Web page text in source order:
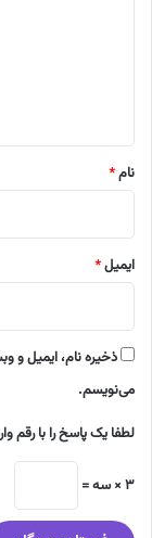
نام*
ایمیل*
ذخیره نام، ایمیل و
می‌نویسم.
لطفا یک پاسخ را با رقم
3 × سه =